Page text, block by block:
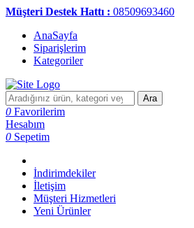
Müşteri Destek Hattı : 08509693460
AnaSayfa
Siparişlerim
Kategoriler
Ara
0 Favorilerim
Hesabım
0 Sepetim
İndirimdekiler
İletişim
Müşteri Hizmetleri
Yeni Ürünler